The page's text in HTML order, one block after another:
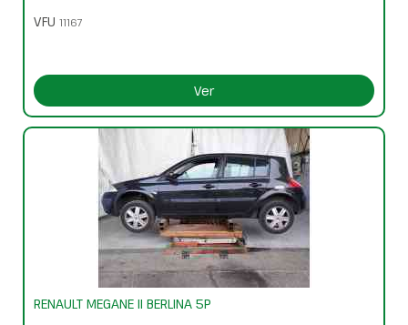
VFU 11167
Ver
RENAULT MEGANE II BERLINA 5P